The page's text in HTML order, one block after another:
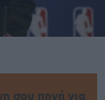
σου πηγή για